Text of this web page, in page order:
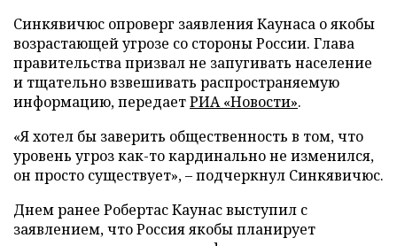
Синкявичюс опроверг заявления Каунаса о якобы
возрастающей угрозе со стороны России. Глава
правительства призвал не запугивать население
и тщательно взвешивать распространяемую
информацию, передаетРИА «Новости».
«Я хотел бы заверить общественность в том, что
уровень угроз как-то кардинально не изменился,
он просто существует», – подчеркнул Синкявичюс.
Днем ранее Робертас Каунас выступил с
заявлением, что Россия якобы планирует